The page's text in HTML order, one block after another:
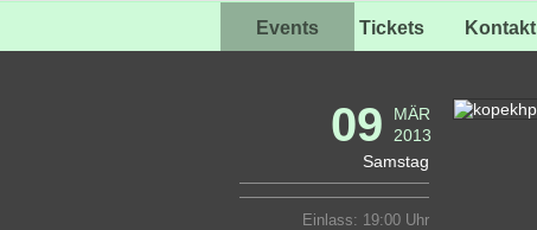
Events Tickets Kontakt
09
MÄR
2013
Samstag
Einlass: 19:00 Uhr